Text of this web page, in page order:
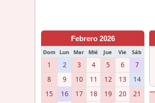
Febrero 2026
Dom Lun Mar Mié Jue Vie Sáb
1 2 3 4 5 6
7
8
9 10 11 12 13
14
15
16 17 18 19 20
21